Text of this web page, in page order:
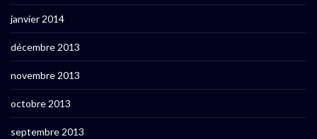
janvier 2014
décembre 2013
novembre 2013
octobre 2013
septembre 2013